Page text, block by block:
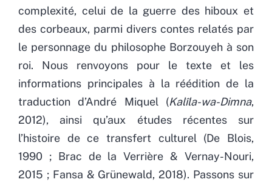
complexité, celui de la guerre des hiboux et
des corbeaux, parmi divers contes relatés par
le personnage du philosophe Borzouyeh à son
roi. Nous renvoyons pour le texte et les
informations principales à la réédition de la
traduction d’André Miquel (Kalîla-wa-Dimna,
2012), ainsi qu’aux études récentes sur
l’histoire de ce transfert culturel (De Blois,
1990 ; Brac de la Verrière & Vernay-Nouri,
2015 ; Fansa & Grünewald, 2018). Passons sur